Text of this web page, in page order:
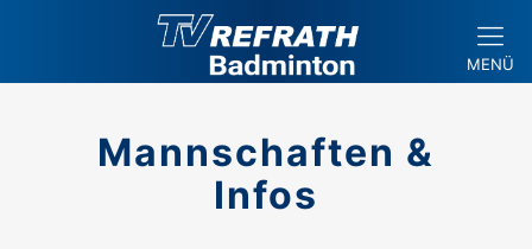
MENÜ
Mannschaften &
Infos